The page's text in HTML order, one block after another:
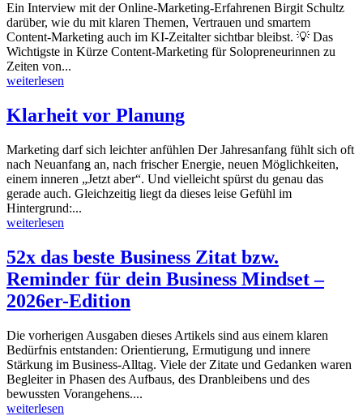
Ein Interview mit der Online-Marketing-Erfahrenen Birgit Schultz
darüber, wie du mit klaren Themen, Vertrauen und smartem
Content-Marketing auch im KI-Zeitalter sichtbar bleibst. 💡 Das
Wichtigste in Kürze Content-Marketing für Solopreneurinnen zu
Zeiten von...
weiterlesen
Klarheit vor Planung
Marketing darf sich leichter anfühlen Der Jahresanfang fühlt sich oft
nach Neuanfang an, nach frischer Energie, neuen Möglichkeiten,
einem inneren „Jetzt aber“. Und vielleicht spürst du genau das
gerade auch. Gleichzeitig liegt da dieses leise Gefühl im
Hintergrund:...
weiterlesen
52x das beste Business Zitat bzw.
Reminder für dein Business Mindset –
2026er-Edition
Die vorherigen Ausgaben dieses Artikels sind aus einem klaren
Bedürfnis entstanden: Orientierung, Ermutigung und innere
Stärkung im Business-Alltag. Viele der Zitate und Gedanken waren
Begleiter in Phasen des Aufbaus, des Dranbleibens und des
bewussten Vorangehens....
weiterlesen